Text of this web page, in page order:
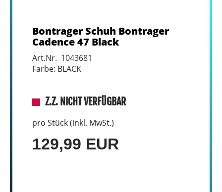
Bontrager Schuh Bontrager
Cadence 47 Black
Art.Nr. 1043681
Farbe: BLACK
Z.Z. NICHT VERFÜGBAR
pro Stück (inkl. MwSt.)
129,99 EUR